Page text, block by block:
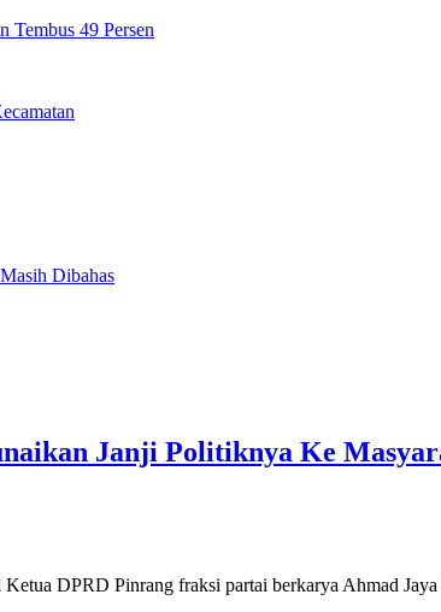
Tembus 49 Persen
Dibahas
Janji Politiknya Ke
DPRD Pinrang fraksi partai berkarya Ahmad